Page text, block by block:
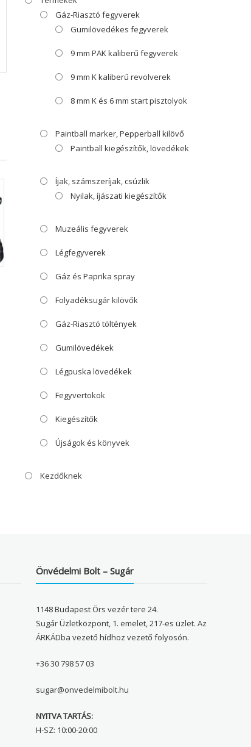
Gáz-Riasztó fegyverek
Gumilövedékes fegyverek
9 mm PAK kaliberű fegyverek
9 mm K kaliberű revolverek
8 mm K és 6 mm start pisztolyok
Paintball marker, Pepperball kilövő
Paintball kiegészítők, lövedékek
Íjak, számszeríjak, csúzlik
Nyilak, íjászati kiegészítők
Muzeális fegyverek
Légfegyverek
Gáz és Paprika spray
Folyadéksugár kilövők
Gáz-Riasztó töltények
Gumilövedékek
Légpuska lövedékek
Fegyvertokok
Kiegészítők
Újságok és könyvek
Kezdőknek
Önvédelmi Bolt – Sugár
1148 Budapest Örs vezér tere 24.
Sugár Üzletközpont, 1. emelet, 217-es üzlet. Az
ÁRKÁDba vezető hídhoz vezető folyosón.
+36 30 798 57 03
sugar@onvedelmibolt.hu
NYITVA TARTÁS:
H-SZ: 10:00-20:00